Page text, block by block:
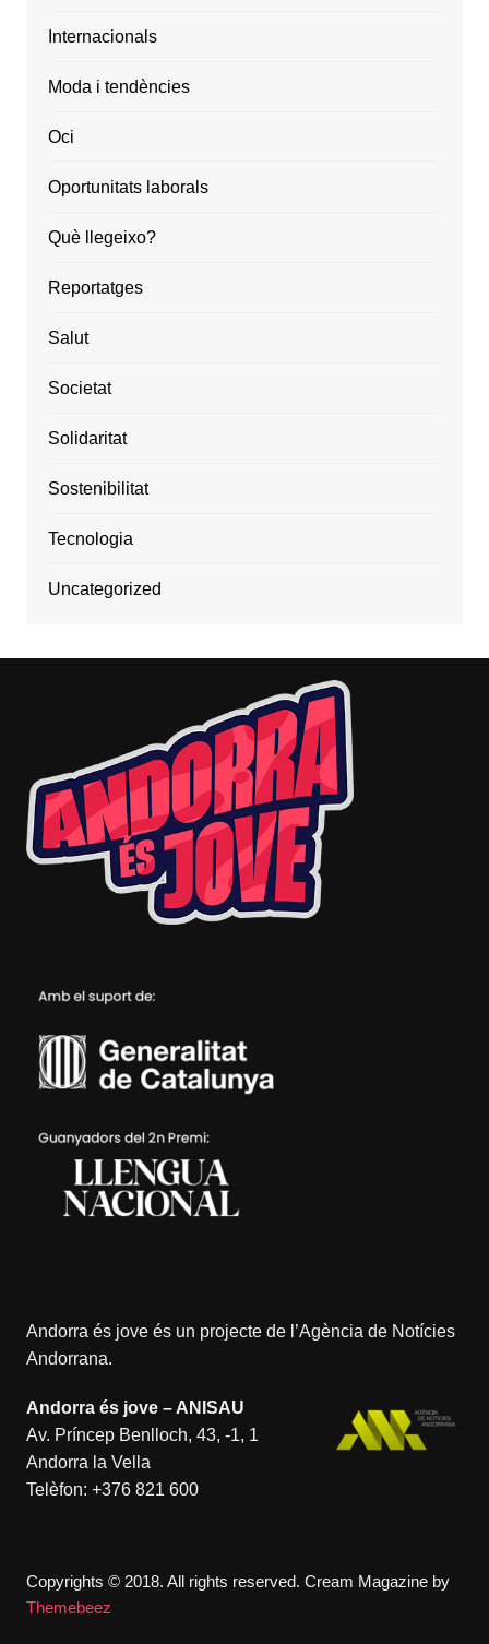
Internacionals
Moda i tendències
Oci
Oportunitats laborals
Què llegeixo?
Reportatges
Salut
Societat
Solidaritat
Sostenibilitat
Tecnologia
Uncategorized
Andorra és jove és un projecte de l’Agència de Notícies
Andorrana.
Andorra és jove – ANISAU
Av. Príncep Benlloch, 43, -1, 1
Andorra la Vella
Telèfon: +376 821 600
Copyrights © 2018. All rights reserved. Cream Magazine by
Themebeez